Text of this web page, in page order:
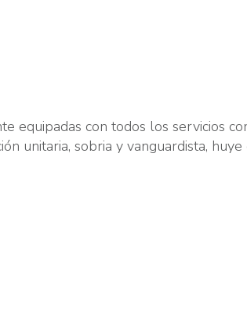
equipadas con todos los servicios
unitaria, sobria y vanguardista,